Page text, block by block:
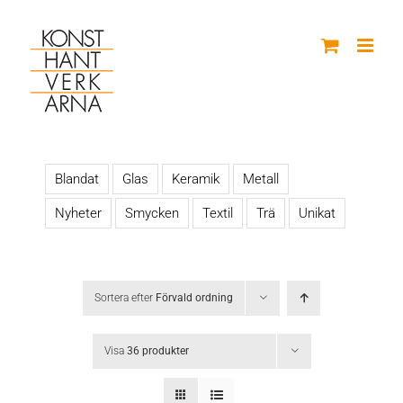
innehållet
Blandat Glas Keramik Metall
Nyheter Smycken Textil Trä Unikat
Sortera efter Förvald ordning
Visa 36 produkter